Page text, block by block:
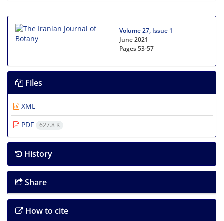
Volume 27, Issue 1
June 2021
Pages53-57
Files
XML
PDF
627.8 K
History
Share
How to cite